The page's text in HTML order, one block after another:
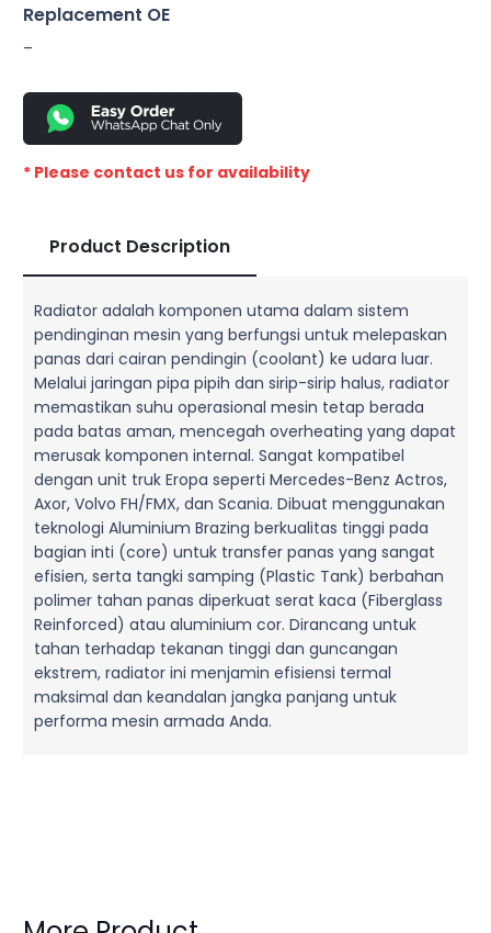
Replacement OE
–
* Please contact us for availability
Product Description
Radiator adalah komponen utama dalam sistem
pendinginan mesin yang berfungsi untuk melepaskan
panas dari cairan pendingin (coolant) ke udara luar.
Melalui jaringan pipa pipih dan sirip-sirip halus, radiator
memastikan suhu operasional mesin tetap berada
pada batas aman, mencegah overheating yang dapat
merusak komponen internal. Sangat kompatibel
dengan unit truk Eropa seperti Mercedes-Benz Actros,
Axor, Volvo FH/FMX, dan Scania. Dibuat menggunakan
teknologi Aluminium Brazing berkualitas tinggi pada
bagian inti (core) untuk transfer panas yang sangat
efisien, serta tangki samping (Plastic Tank) berbahan
polimer tahan panas diperkuat serat kaca (Fiberglass
Reinforced) atau aluminium cor. Dirancang untuk
tahan terhadap tekanan tinggi dan guncangan
ekstrem, radiator ini menjamin efisiensi termal
maksimal dan keandalan jangka panjang untuk
performa mesin armada Anda.